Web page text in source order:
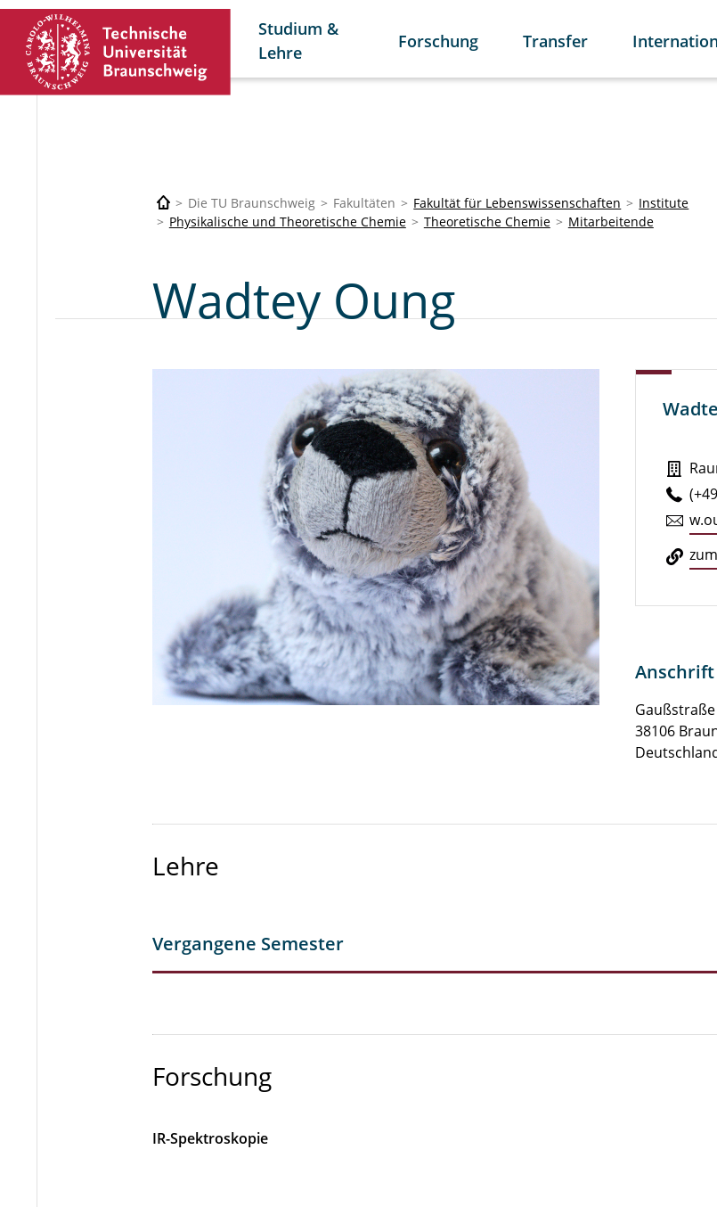
Studium &
Lehre
Forschung Transfer
Die TU Braunschweig Fakultäten Fakultät für Lebenswissenschaften
Institute
Physikalische und Theoretische Chemie
Theoretische Chemie Mitarbeitende
Wadtey Oung
Anschrift
38106
Lehre
Vergangene Semester
Forschung
IR-Spektroskopie